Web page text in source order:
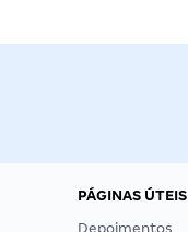
PÁGINAS ÚTEIS
Depoimentos